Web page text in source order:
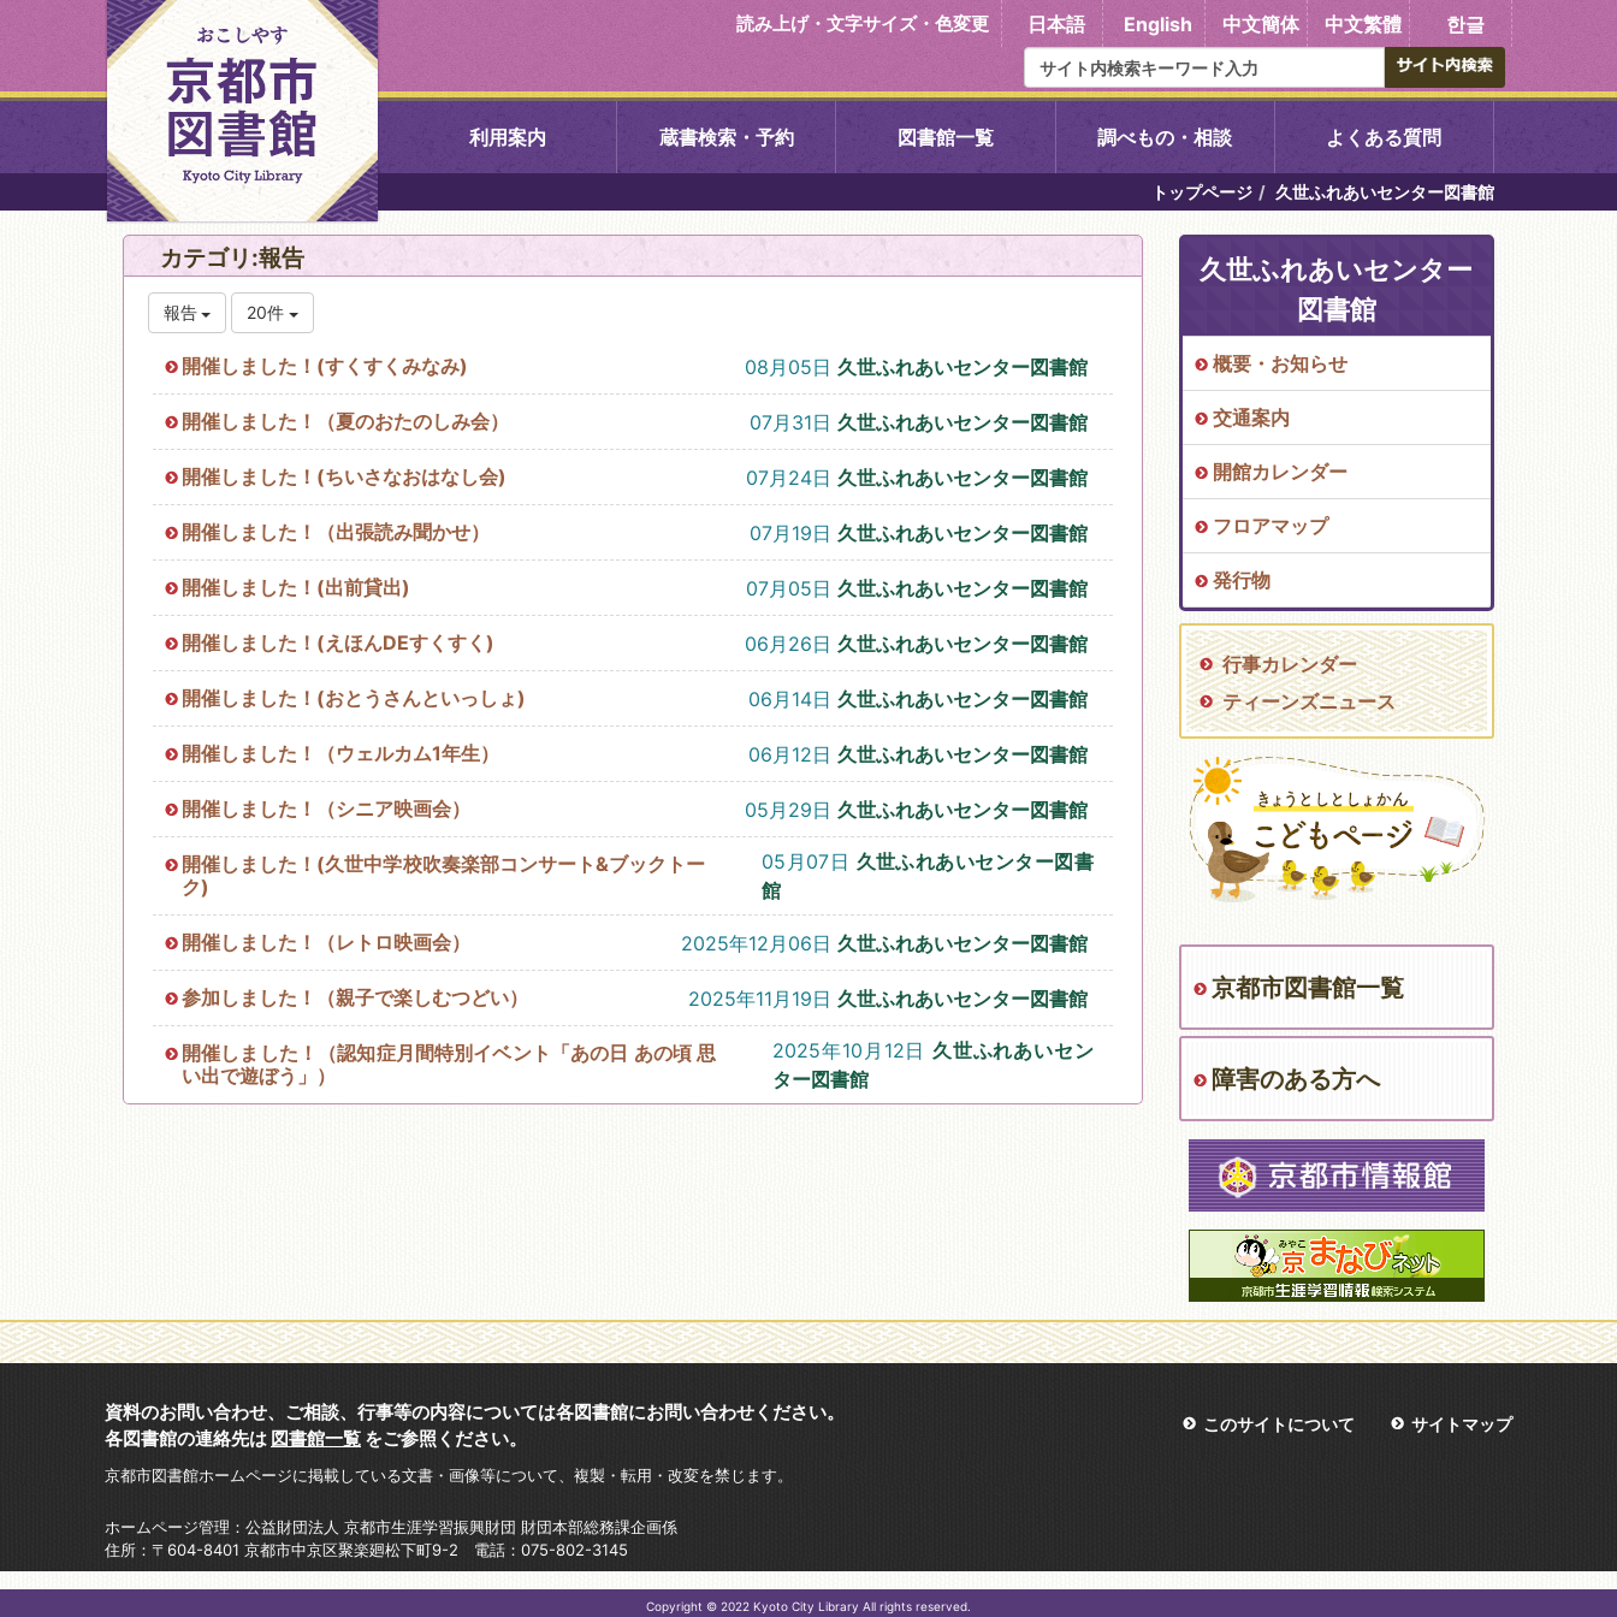
読み上げ・文字サイズ・色変更 日本語 English 中文簡体 中文繁體 한글
利用案内 蔵書検索・予約 図書館一覧
中央図書館 右京中央図書館 伏見中央図書館 醍醐中央図書館
北図書館 左京図書館 岩倉図書館 東山図書館
吉祥院図書館
久世ふれあいセンター図
書館
西京図書館 洛西図書館 向島図書館
書館
コミュニティプラザ深草
図書館
調べもの・相談 よくある質問
トップページ 久世ふれあいセンター図書館
カテゴリ:報告
報告 20件
開催しました！(すくすくみなみ) 08月05日 久世ふれあいセンター図書館
開催しました！（夏のおたのしみ会） 07月31日 久世ふれあいセンター図書館
開催しました！(ちいさなおはなし会) 07月24日 久世ふれあいセンター図書館
開催しました！（出張読み聞かせ） 07月19日 久世ふれあいセンター図書館
開催しました！(出前貸出) 07月05日 久世ふれあいセンター図書館
開催しました！(えほんDEすくすく) 06月26日 久世ふれあいセンター図書館
開催しました！(おとうさんといっしょ) 06月14日 久世ふれあいセンター図書館
開催しました！（ウェルカム1年生） 06月12日 久世ふれあいセンター図書館
開催しました！（シニア映画会） 05月29日 久世ふれあいセンター図書館
開催しました！(久世中学校吹奏楽部コンサート&ブックトー
ク)
05月07日 久世ふれあいセンター図書
館
開催しました！（レトロ映画会） 2025年12月06日 久世ふれあいセンター図書館
参加しました！（親子で楽しむつどい） 2025年11月19日 久世ふれあいセンター図書館
開催しました！（認知症月間特別イベント「あの日 あの頃 思
い出で遊ぼう」）
2025年10月12日 久世ふれあいセン
ター図書館
久世ふれあいセンター
図書館
概要・お知らせ
交通案内
開館カレンダー
フロアマップ
発行物
行事カレンダー
ティーンズニュース
京都市図書館一覧
障害のある方へ
このサイトについて サイトマップ
資料のお問い合わせ、ご相談、行事等の内容については各図書館にお問い合わせください。
各図書館の連絡先は 図書館一覧 をご参照ください。
京都市図書館ホームページに掲載している文書・画像等について、複製・転用・改変を禁じます。
ホームページ管理：公益財団法人 京都市生涯学習振興財団 財団本部総務課企画係
住所：〒604-8401 京都市中京区聚楽廻松下町9-2 電話：075-802-3145
Copyright © 2022 Kyoto City Library All rights reserved.